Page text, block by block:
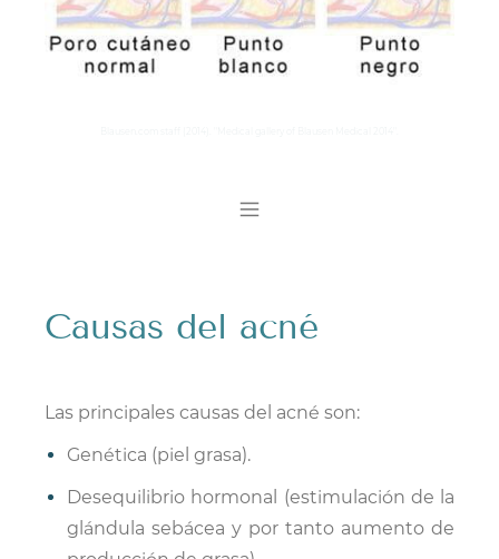
​Causas del acné
Las principales causas del acné son:
Genética (piel grasa).
Desequilibrio hormonal (estimulación de la
glándula sebácea y por tanto aumento de